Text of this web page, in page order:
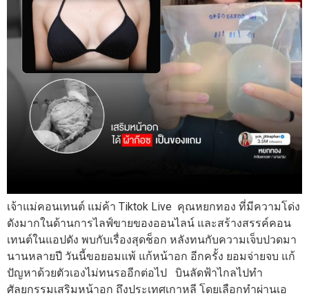
เจ้าแม่คอนเทนต์ แม่ค้า Tiktok Live คุณหยกทอง ที่มีความโด่ง
ดังมากในด้านการไลฟ์ขายของออนไลน์ และสร้างสรรค์คอน
เทนต์ในแอปดัง พบกับเรื่องสุดช็อก หลังทนกับความเจ็บปวดมา
นานหลายปี วันนี้ขอยอมแพ้ แก้หน้าอก อีกครั้ง ยอมจ่ายจบ แก้
ปัญหาด้วยตัวเองไม่ทนรออีกต่อไป บินลัดฟ้าไกลไปทำ
ศัลยกรรมเสริมหน้าอก ถึงประเทศเกาหลี โดยเลือกทำผ่านเอ